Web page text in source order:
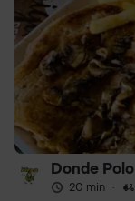
Donde Polo
20 min ·